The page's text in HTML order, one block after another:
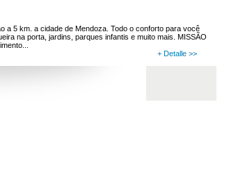
a 5 km. a cidade de Mendoza. Todo o conforto para você
na porta, jardins, parques infantis e muito mais. MISSÃO
+ Detalle >>